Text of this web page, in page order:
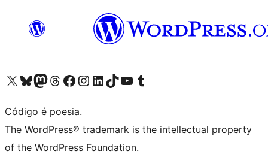
Visite a nossa conta X (antigo Twitter)
Visit our Bluesky account
Visit our Mastodon account
Visit our Threads account
Visite a nossa página do Facebook
Visite a nossa conta no Instagram
Visite a nossa conta no LinkedIn
Visit our TikTok account
Visit our YouTube channel
Visit our Tumblr account
Código é poesia.
The WordPress® trademark is the intellectual property
of the WordPress Foundation.